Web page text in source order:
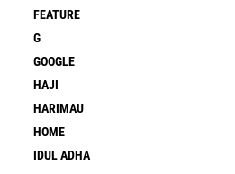
FEATURE
G
GOOGLE
HAJI
HARIMAU
HOME
IDUL ADHA